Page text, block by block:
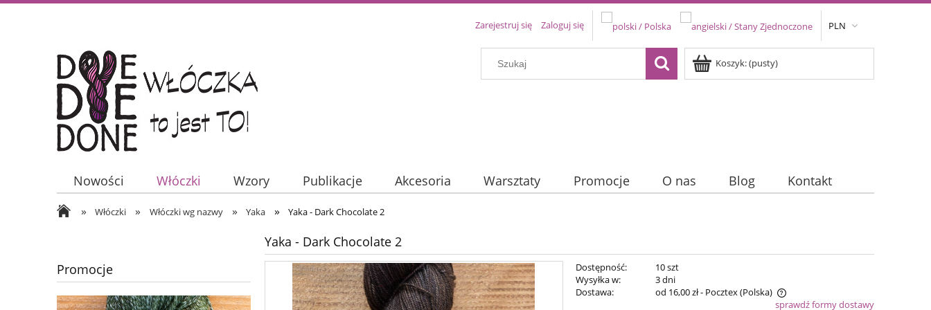
PLN
Zarejestruj się Zaloguj się
Koszyk:(pusty)
Nowości Włóczki Wzory Publikacje Akcesoria Warsztaty Promocje O nas Blog Kontakt
» Włóczki » Włóczki wg nazwy » Yaka » Yaka - Dark Chocolate 2
Promocje
Yaka - Dark Chocolate 2
Dostępność:
10 szt
Wysyłka w:
3 dni
Dostawa:
od 16,00 zł- Pocztex(Polska)
sprawdź formy dostawy